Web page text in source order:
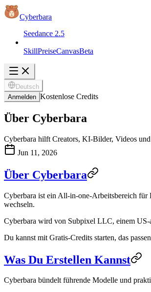
Cyberbara
Seedance 2.5
SkillPreiseCanvasBeta
Deutsch
Anmelden Kostenlose Credits
Über Cyberbara
Cyberbara hilft Creators, KI-Bilder, Videos
Jun 11, 2026
Über Cyberbara
Cyberbara ist ein All-in-one-Arbeitsbereich
wechseln.
Cyberbara wird von Subpixel LLC, einem
Du kannst mit Gratis-Credits starten, das
Was Du Erstellen Kannst
Cyberbara bündelt führende Modelle und